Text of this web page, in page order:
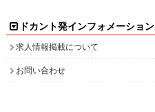
ドカント発インフォメーション
求人情報掲載について
お問い合わせ